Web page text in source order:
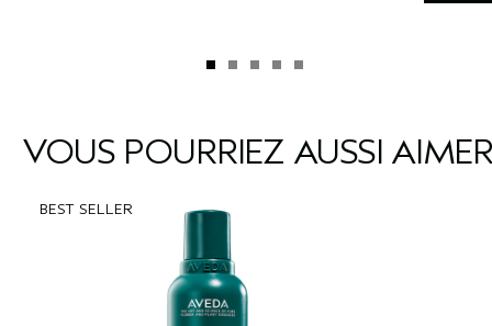
VOUS POURRIEZ AUSSI AIMER
BEST SELLER